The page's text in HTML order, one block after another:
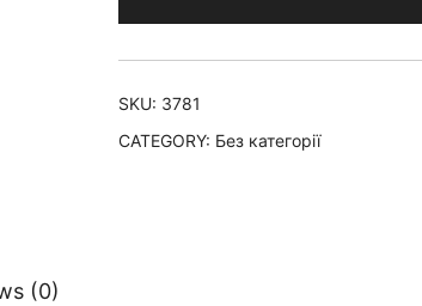
SKU: 3781
CATEGORY: Без категорії
(0)